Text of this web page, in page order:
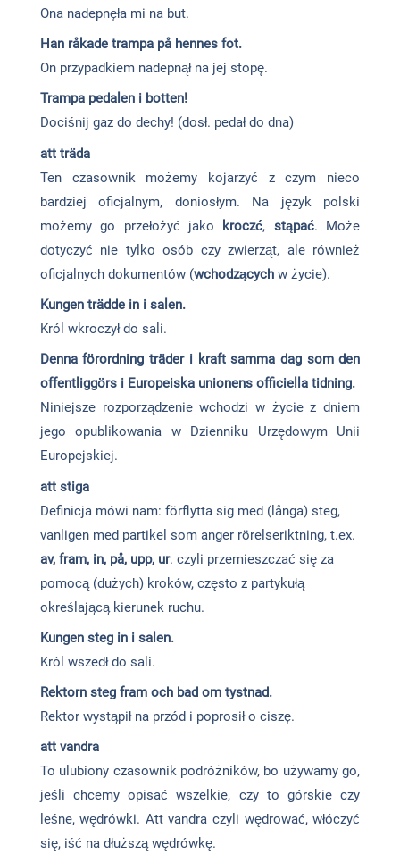
Ona nadepnęła mi na but.
Han råkade trampa på hennes fot.
On przypadkiem nadepnął na jej stopę.
Trampa pedalen i botten!
Dociśnij gaz do dechy! (dosł. pedał do dna)
att träda
Ten czasownik możemy kojarzyć z czym nieco
bardziej oficjalnym, doniosłym. Na język polski
możemy go przełożyć jako
kroczć, stąpać. Może
dotyczyć nie tylko osób czy zwierząt, ale również
oficjalnych dokumentów (wchodzących w życie).
Kungen trädde in i salen.
Król wkroczył do sali.
Denna förordning träder i kraft samma dag som den
offentliggörs i Europeiska unionens officiella tidning.
Niniejsze rozporządzenie wchodzi w życie z dniem
jego opublikowania w Dzienniku Urzędowym Unii
Europejskiej.
att stiga
Definicja mówi nam: förflytta sig med (långa) steg,
vanligen med partikel som an­ger rörelseriktning, t.ex.
av, fram, in, på, upp, ur. czyli przemieszczać się za
pomocą (dużych) kroków, często z partykułą
określającą kierunek ruchu.
Kungen steg in i salen.
Król wszedł do sali.
Rektorn steg fram och bad om tystnad.
Rektor wystąpił na przód i poprosił o ciszę.
att vandra
To ulubiony czasownik podróżników, bo używamy go,
jeśli chcemy opisać wszelkie, czy to górskie czy
leśne, wędrówki. Att vandra czyli wędrować, włóczyć
się, iść na dłuższą wędrówkę.